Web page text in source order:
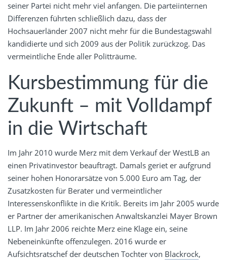
seiner Partei nicht mehr viel anfangen. Die parteiinternen
Differenzen führten schließlich dazu, dass der
Hochsauerländer 2007 nicht mehr für die Bundestagswahl
kandidierte und sich 2009 aus der Politik zurückzog. Das
vermeintliche Ende aller Politträume.
Kursbestimmung für die
Zukunft – mit Volldampf
in die Wirtschaft
Im Jahr 2010 wurde Merz mit dem Verkauf der WestLB an
einen Privatinvestor beauftragt. Damals geriet er aufgrund
seiner hohen Honorarsätze von 5.000 Euro am Tag, der
Zusatzkosten für Berater und vermeintlicher
Interessenskonflikte in die Kritik. Bereits im Jahr 2005 wurde
er Partner der amerikanischen Anwaltskanzlei Mayer Brown
LLP. Im Jahr 2006 reichte Merz eine Klage ein, seine
Nebeneinkünfte offenzulegen. 2016 wurde er
Aufsichtsratschef der deutschen Tochter von Blackrock,